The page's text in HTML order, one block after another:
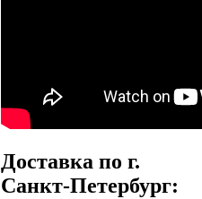
Доставка по г.
Санкт-Петербург: